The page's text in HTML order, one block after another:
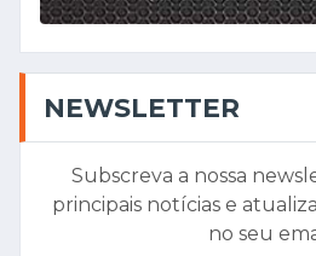
NEWSLETTER
Subscreva a nossa
principais notícias e
no seu